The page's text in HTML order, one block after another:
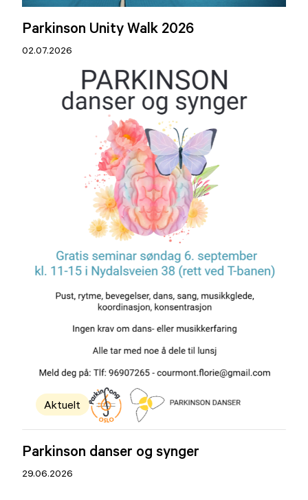
Parkinson Unity Walk 2026
02.07.2026
Aktuelt
Parkinson danser og synger
29.06.2026